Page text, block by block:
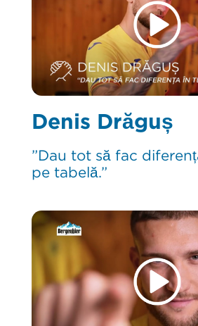
Denis Drăguș
”Dau tot să fac
pe tabelă.”